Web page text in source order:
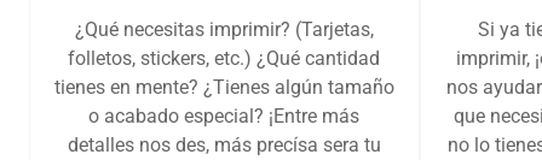
¿Qué necesitas imprimir? (Tarjetas,
folletos, stickers, etc.) ¿Qué cantidad
tienes en mente? ¿Tienes algún tamaño
o acabado especial? ¡Entre más
detalles nos des, más precísa sera tu
Si ya
imprimir,
nos
que
no lo